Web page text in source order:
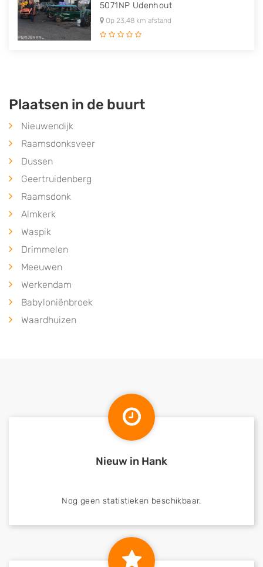
5071NP Udenhout
Op 23,48 km afstand
Plaatsen in de buurt
Nieuwendijk
Raamsdonksveer
Dussen
Geertruidenberg
Raamsdonk
Almkerk
Waspik
Drimmelen
Meeuwen
Werkendam
Babyloniënbroek
Waardhuizen
Nieuw in Hank
Nog geen statistieken beschikbaar.